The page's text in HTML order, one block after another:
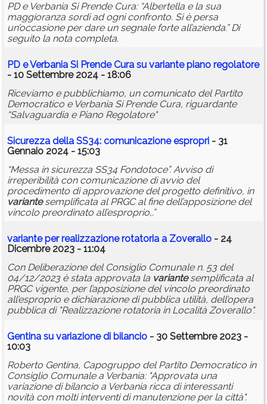
PD e Verbania Si Prende Cura: “Albertella e la sua
maggioranza sordi ad ogni confronto. Si è persa
un’occasione per dare un segnale forte all’azienda.” Di
seguito la nota completa.
PD e Verbania Si Prende Cura su variantepiano regolatore
- 10 Settembre 2024 - 18:06
Riceviamo e pubblichiamo, un comunicato del Partito
Democratico e Verbania Si Prende Cura, riguardante
“Salvaguardia e Piano Regolatore"
Sicurezza della SS34: comunicazione espropri - 31
Gennaio 2024 - 15:03
“Messa in sicurezza SS34 Fondotoce”. Avviso di
irreperibilità con comunicazione di avvio del
procedimento di approvazione del progetto definitivo, in
variantesemplificata al PRGC al fine dell’apposizione del
vincolo preordinato all’esproprio,.”
varianteper realizzazione rotatoria a Zoverallo - 24
Dicembre 2023 - 11:04
Con Deliberazione del Consiglio Comunale n. 53 del
04/12/2023 è stata approvata la variantesemplificata al
PRGC vigente, per l’apposizione del vincolo preordinato
all’esproprio e dichiarazione di pubblica utilità, dell’opera
pubblica di "Realizzazione rotatoria in Località Zoverallo".
Gentina su variazione di bilancio - 30 Settembre 2023 -
10:03
Roberto Gentina, Capogruppo del Partito Democratico in
Consiglio Comunale a Verbania: "Approvata una
variazione di bilancio a Verbania ricca di interessanti
novità con molti interventi di manutenzione per la città".